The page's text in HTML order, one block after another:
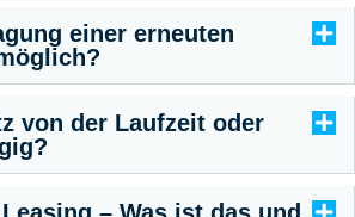
einer erneuten
von der Laufzeit oder
– Was ist das und